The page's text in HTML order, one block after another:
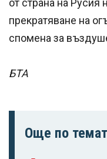
от страна на Русия
прекратяване на
спомена за
БТА
Още по